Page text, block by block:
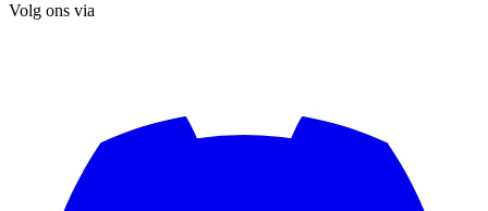
Volg ons via